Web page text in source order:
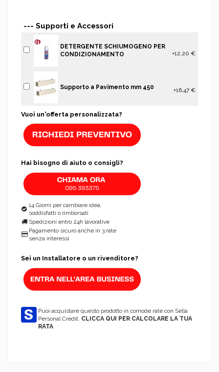
--- Supporti e Accessori
DETERGENTE SCHIUMOGENO PER
CONDIZIONAMENTO
+12,20 €
Supporto a Pavimento mm 450 +16,47 €
Vuoi un'offerta personalizzata?
Hai bisogno di aiuto o consigli?
14 Giorni per cambiare idea,
soddisfatti o rimborsati
Spedizioni entro 24h lavorative
Pagamento sicuro anche in 3 rate
senza interessi
Sei un Installatore o un rivenditore?
Puoi acquistare questo prodotto in comode rate con Sella
Personal Credit. CLICCA QUI PER CALCOLARE LA TUA
RATA